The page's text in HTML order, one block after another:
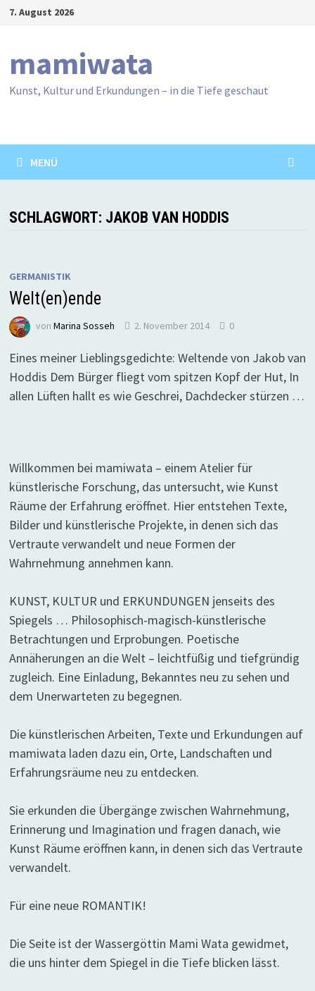
Zum7. August 2026
mamiwata
Kunst, Kultur und Erkundungen – in die Tiefe geschaut
MENÜ
SCHLAGWORT: JAKOB VAN HODDIS
GERMANISTIK
Welt(en)ende
von Marina Sosseh 2. November 2014 0
Eines meiner Lieblingsgedichte: Weltende von Jakob van
Hoddis Dem Bürger fliegt vom spitzen Kopf der Hut, In
allen Lüften hallt es wie Geschrei, Dachdecker stürzen …
Willkommen bei mamiwata – einem Atelier für
künstlerische Forschung, das untersucht, wie Kunst
Räume der Erfahrung eröffnet. Hier entstehen Texte,
Bilder und künstlerische Projekte, in denen sich das
Vertraute verwandelt und neue Formen der
Wahrnehmung annehmen kann.
KUNST, KULTUR und ERKUNDUNGEN jenseits des
Spiegels … Philosophisch-magisch-künstlerische
Betrachtungen und Erprobungen. Poetische
Annäherungen an die Welt – leichtfüßig und tiefgründig
zugleich. Eine Einladung, Bekanntes neu zu sehen und
dem Unerwarteten zu begegnen.
Die künstlerischen Arbeiten, Texte und Erkundungen auf
mamiwata laden dazu ein, Orte, Landschaften und
Erfahrungsräume neu zu entdecken.
Sie erkunden die Übergänge zwischen Wahrnehmung,
Erinnerung und Imagination und fragen danach, wie
Kunst Räume eröffnen kann, in denen sich das Vertraute
verwandelt.
Für eine neue ROMANTIK!
Die Seite ist der Wassergöttin Mami Wata gewidmet,
die uns hinter dem Spiegel in die Tiefe blicken lässt.